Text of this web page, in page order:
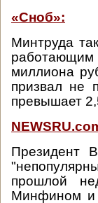
«Сноб»:
Минтруда
работающим
миллиона
призвал не
превышает
Президент
прошлой
Минфином и